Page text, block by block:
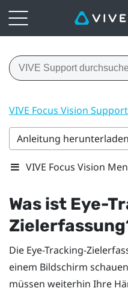
VIVE Focus Vision Support
Anleitung herunterladen
VIVE Focus Vision
Was ist Eye-
Die Eye-Tracking-
einem Bildschirm
müssen weiterhin Ihre